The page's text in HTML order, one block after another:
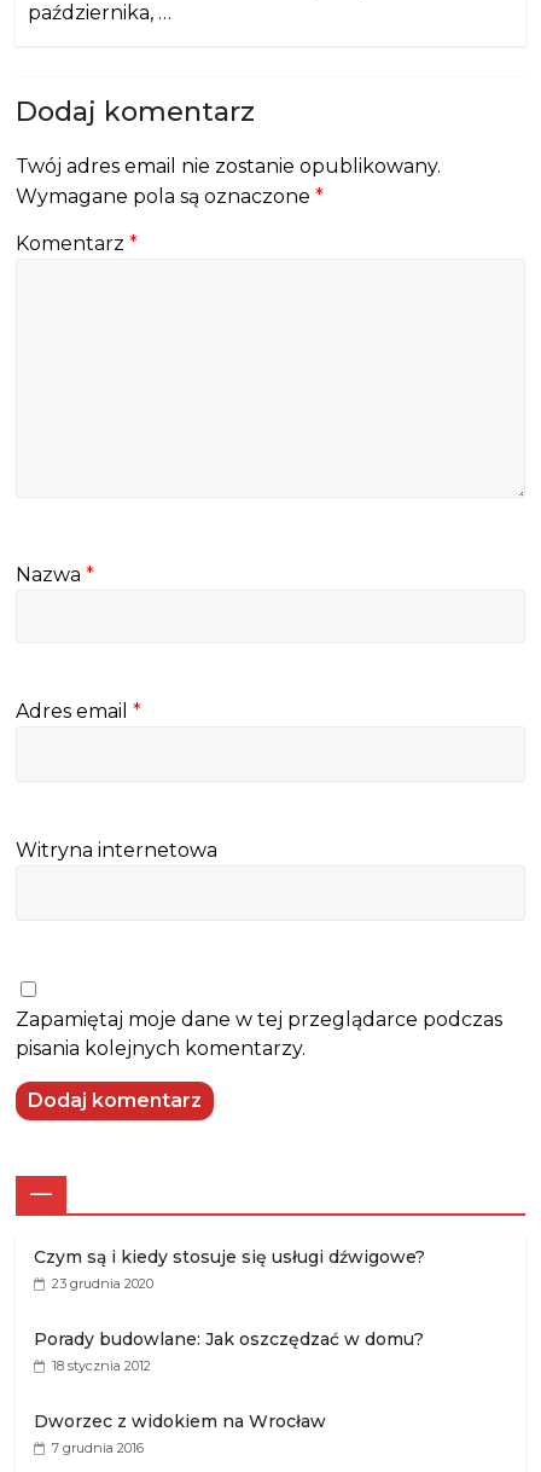
października, …
Dodaj komentarz
Twój adres email nie zostanie opublikowany.
Wymagane pola są oznaczone*
Komentarz*
Nazwa*
Adres email*
Witryna internetowa
Zapamiętaj moje dane w tej przeglądarce podczas
pisania kolejnych komentarzy.
—
Czym są i kiedy stosuje się usługi dźwigowe?
23 grudnia 2020
Porady budowlane: Jak oszczędzać w domu?
18 stycznia 2012
Dworzec z widokiem na Wrocław
7 grudnia 2016